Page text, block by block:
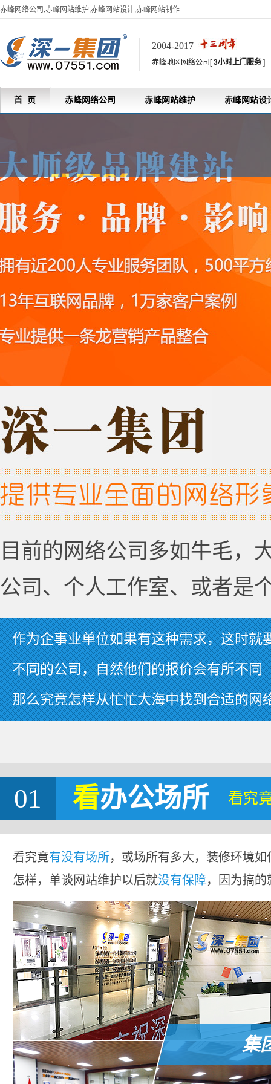
赤峰网络公司,赤峰网站维护,赤峰网站设计,赤峰网站制作
2004-2017
赤峰地区网络公司[3小时上门服务]
首 页 赤峰网络公司 赤峰网站维护 赤峰网站设
目前的网络公司多如牛毛，
公司、个人工作室、或者是
作为企事业单位如果有这种需求，这时就
不同的公司，自然他们的报价会有所不同
那么究竟怎样从忙忙大海中找到合适的网
01 看办公场所 看究
看究竟有没有场所，或场所有多大，装修环境
怎样，单谈网站维护以后就没有保障，因为搞
集